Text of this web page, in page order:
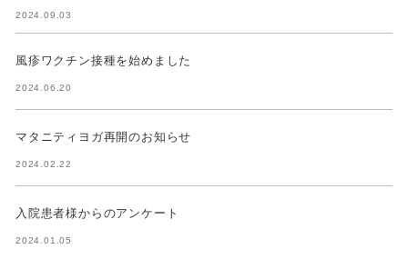
2024.09.03
風疹ワクチン接種を始めました
2024.06.20
マタニティヨガ再開のお知らせ
2024.02.22
入院患者様からのアンケート
2024.01.05